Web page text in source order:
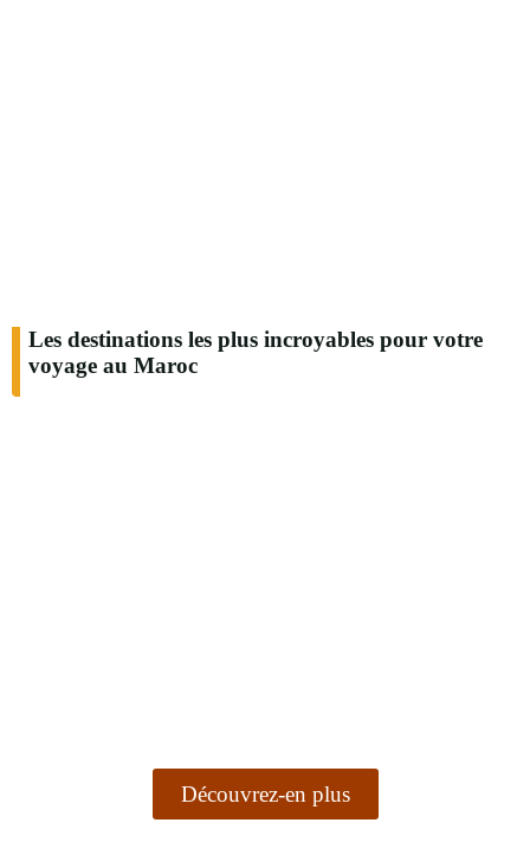
Les destinations les plus incroyables pour votre
voyage au Maroc
Découvrez-en plus